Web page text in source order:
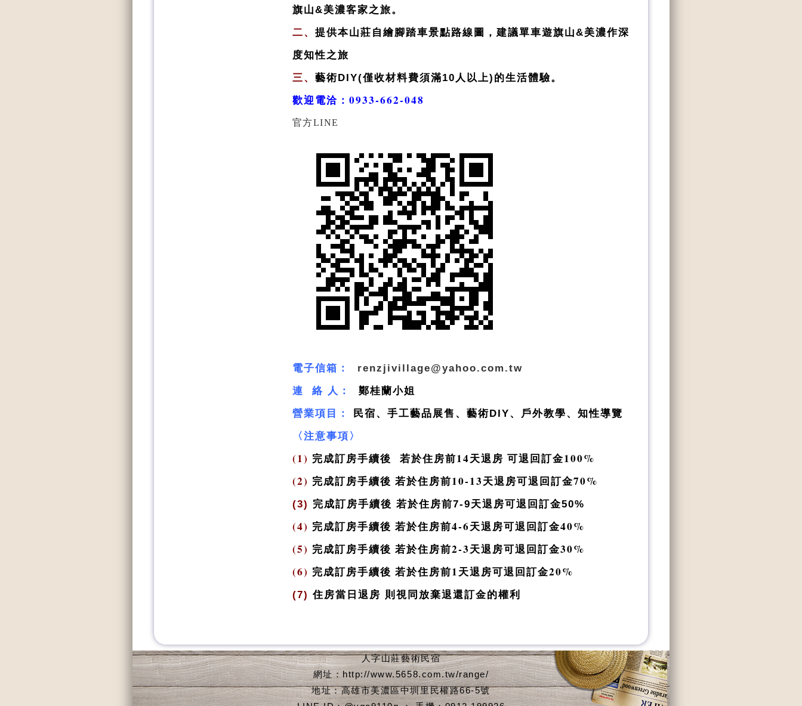
旗山&美濃客家之旅。
二、 提供本山莊自繪腳踏車景點路線圖，建議單車遊旗山&美濃作深
度知性之旅
三、 藝術DIY(僅收材料費須滿10人以上)的生活體驗。
歡迎電洽 ： 0933-662-048
官方LINE
電子信箱：
renzjivillage@yahoo.com.tw
連 絡 人：
鄭桂蘭小姐
營業項目：
民宿、手工藝品展售、藝術DIY、戶外教學、知性導覽
〈注意事項〉
(1) 完成訂房手續後 若於住房前14天退房 可退回訂金100%
(2) 完成訂房手續後 若於住房前10-13天退房可退回訂金70%
(3) 完成訂房手續後 若於住房前7-9天退房可退回訂金50%
(4) 完成訂房手續後 若於住房前4-6天退房可退回訂金40%
(5) 完成訂房手續後 若於住房前2-3天退房可退回訂金30%
(6) 完成訂房手續後 若於住房前1天退房可退回訂金20%
(7)住房當日退房 則視同放棄退還訂金的權利
人字山莊藝術民宿
網址：http://www.5658.com.tw/range/
地址：高雄市美濃區中圳里民權路66-5號